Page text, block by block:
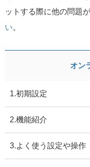
ットする際に他の問題
い。
オン
1.初期設定
2.機能紹介
3.よく使う設定や操作